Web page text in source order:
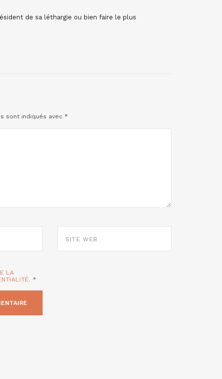
de sa léthargie ou bien faire le plus
sont indiqués avec *
WEB
LA
*